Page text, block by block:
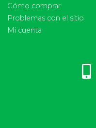
Cómo comprar
Problemas con el sitio
Mi cuenta